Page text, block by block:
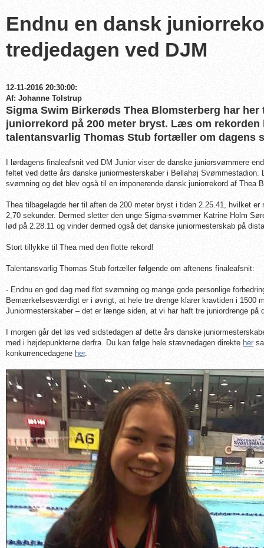
Endnu en dansk
tredjedagen ved DJM
12-11-2016 20:30:00:
Af: Johanne Tolstrup
Sigma Swim Birkerøds Thea Blomsterberg har
juniorrekord på 200 meter bryst. Læs om rekorden
talentansvarlig Thomas Stub fortæller om dagens
I lørdagens finaleafsnit ved DM Junior viser de danske juniorsvømmere
feltet ved dette års danske juniormesterskaber i Bellahøj Svømmestadion.
svømning og det blev også til en imponerende dansk juniorrekord af Thea
Thea tilbagelagde her til aften de 200 meter bryst i tiden 2.25.41, hvilket er
2,70 sekunder. Dermed sletter den unge Sigma-svømmer Katrine Holm
lød på 2.28.11 og vinder dermed også det danske juniormesterskab på
Stort tillykke til Thea med den flotte rekord!
Talentansvarlig Thomas Stub fortæller følgende om aftenens finaleafsnit:
- Endnu en god dag med flot svømning og mange gode personlige
Bemærkelsesværdigt er i øvrigt, at hele tre drenge klarer kravtiden i 1500
Juniormesterskaber – det er længe siden, at vi har haft tre juniordrenge på
I morgen går det løs ved sidstedagen af dette års danske
med i højdepunkterne derfra. Du kan følge hele stævnedagen direkte her
konkurrencedagene her.